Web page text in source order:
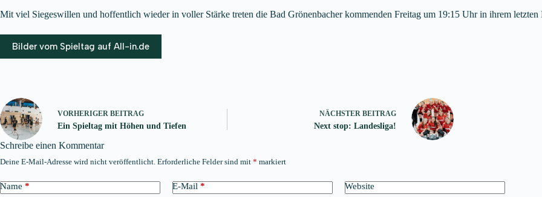
Mit viel Siegeswillen und hoffentlich wieder in voller Stärke treten die Bad Grönenbacher kommenden Freitag um 19:15 Uhr in ihrem letzten
Bilder vom Spieltag auf All-in.de
VORHERIGER BEITRAG
Ein Spieltag mit Höhen und Tiefen
NÄCHSTER BEITRAG
Next stop: Landesliga!
Schreibe einen Kommentar
Deine E-Mail-Adresse wird nicht veröffentlicht. Erforderliche Felder sind mit * markiert
Name * E-Mail * Website